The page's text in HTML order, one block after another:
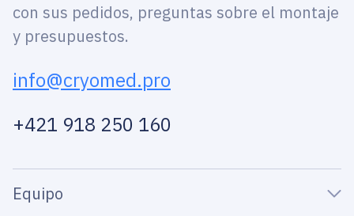
con sus pedidos, preguntas sobre el montaje
y presupuestos.
info@cryomed.pro
+421 918 250 160
Equipo